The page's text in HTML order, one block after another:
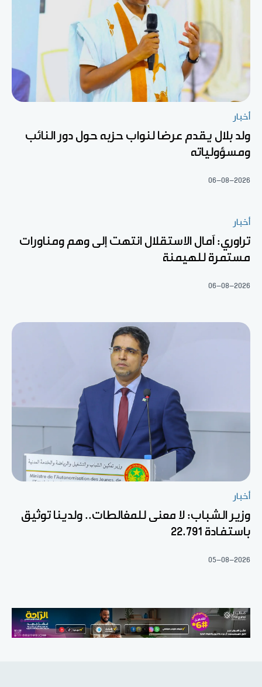
أخبار
ولد بلال يقدم عرضا لنواب حزبه حول دور النائب
ومسؤولياته
06-08-2026
أخبار
تراوري: آمال الاستقلال انتهت إلى وهم ومناورات
مستمرة للهيمنة
06-08-2026
أخبار
وزير الشباب: لا معنى للمغالطات.. ولدينا توثيق
باستفادة 22.791
05-08-2026